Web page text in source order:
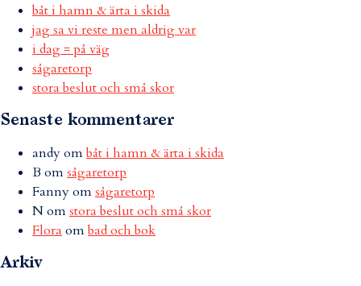
båt i hamn & ärta i skida
jag sa vi reste men aldrig var
i dag = på väg
sågaretorp
stora beslut och små skor
Senaste kommentarer
andyombåt i hamn & ärta i skida
B omsågaretorp
Fannyomsågaretorp
Nomstora beslut och små skor
Flora ombad och bok
Arkiv